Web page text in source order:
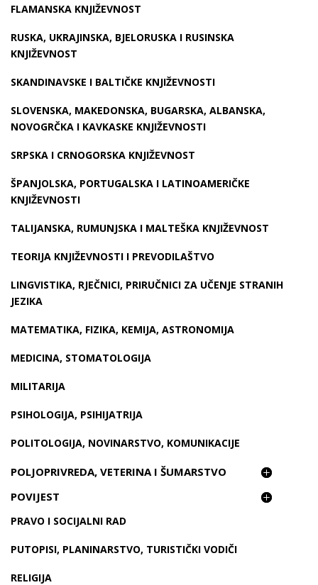
FLAMANSKA KNJIŽEVNOST
RUSKA, UKRAJINSKA, BJELORUSKA I RUSINSKA
KNJIŽEVNOST
SKANDINAVSKE I BALTIČKE KNJIŽEVNOSTI
SLOVENSKA, MAKEDONSKA, BUGARSKA, ALBANSKA,
NOVOGRČKA I KAVKASKE KNJIŽEVNOSTI
SRPSKA I CRNOGORSKA KNJIŽEVNOST
ŠPANJOLSKA, PORTUGALSKA I LATINOAMERIČKE
KNJIŽEVNOSTI
TALIJANSKA, RUMUNJSKA I MALTEŠKA KNJIŽEVNOST
TEORIJA KNJIŽEVNOSTI I PREVODILAŠTVO
LINGVISTIKA, RJEČNICI, PRIRUČNICI ZA UČENJE STRANIH
JEZIKA
MATEMATIKA, FIZIKA, KEMIJA, ASTRONOMIJA
MEDICINA, STOMATOLOGIJA
MILITARIJA
PSIHOLOGIJA, PSIHIJATRIJA
POLITOLOGIJA, NOVINARSTVO, KOMUNIKACIJE
POLJOPRIVREDA, VETERINA I ŠUMARSTVO
POVIJEST
PRAVO I SOCIJALNI RAD
PUTOPISI, PLANINARSTVO, TURISTIČKI VODIČI
RELIGIJA